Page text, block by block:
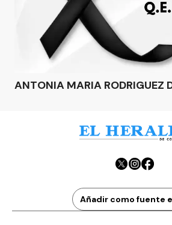
ANTONIA MARIA RODRIGUEZ
Añadir como fuente